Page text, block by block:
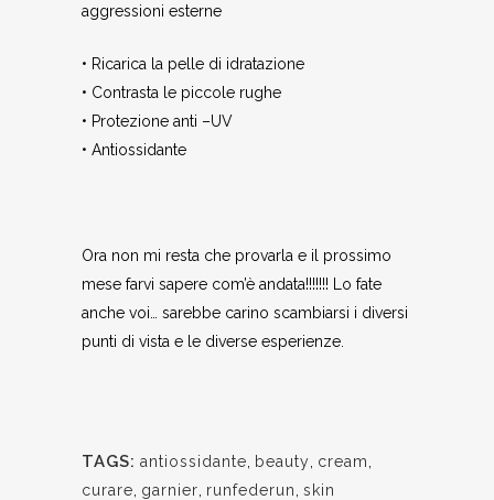
aggressioni esterne
• Ricarica la pelle di idratazione
• Contrasta le piccole rughe
• Protezione anti –UV
• Antiossidante
Ora non mi resta che provarla e il prossimo
mese farvi sapere com’è andata!!!!!!! Lo fate
anche voi… sarebbe carino scambiarsi i diversi
punti di vista e le diverse esperienze.
TAGS: antiossidante beauty cream
curare garnier runfederun skin